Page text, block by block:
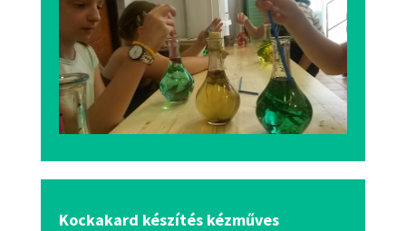
Kockakard készítés kézműves